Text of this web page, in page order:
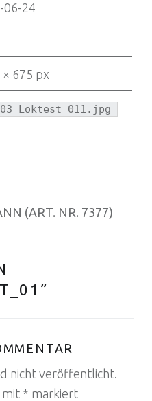
06-24
× 675 px
(ART. NR. 7377)
”
nicht veröffentlicht.
mit * markiert